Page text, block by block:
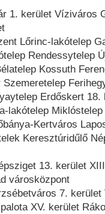
1. kerület Víziváros
Lőrinc-lakótelep
Rendessytelep
Kossuth
Erdőskert 18.
lakótelep Miklóstelep
Kertváros
Keresztúridűlő
13. kerület
városközpont
7. kerület
XV. kerület